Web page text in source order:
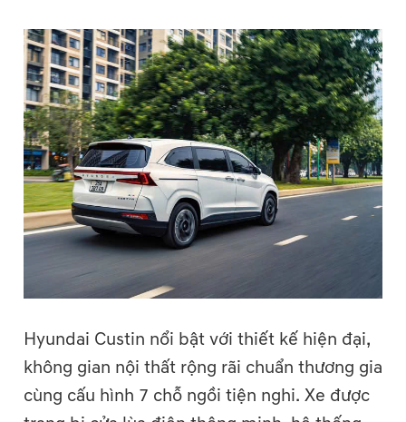
Hyundai Custin nổi bật với thiết kế hiện đại,
không gian nội thất rộng rãi chuẩn thương gia
cùng cấu hình 7 chỗ ngồi tiện nghi. Xe được